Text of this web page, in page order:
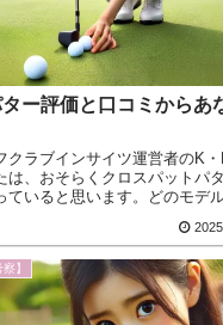
ー評価と口コミからあ
クラブインサイツ運営者のK
は、おそらくクロスパットパ
ていると思います。どのモデ
止まらない！『ゴルフクラブ
。
】